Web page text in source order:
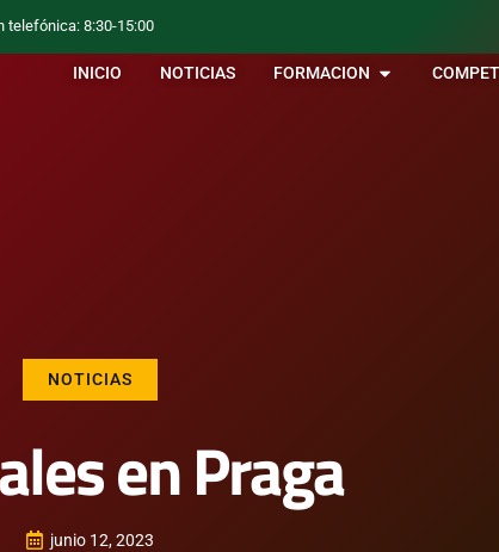
telefónica: 8:30-15:00
INICIO NOTICIAS FORMACION
NOTICIAS
en Praga
junio 12, 2023